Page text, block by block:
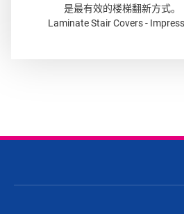
是最有效的楼梯翻新方式。
Laminate Stair Covers -